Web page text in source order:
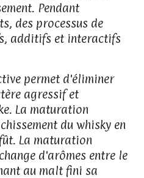
Pendant
des processus de
additifs et interactifs
permet d'éliminer
agressif et
La maturation
du whisky en
La maturation
d'arômes entre le
au malt fini sa